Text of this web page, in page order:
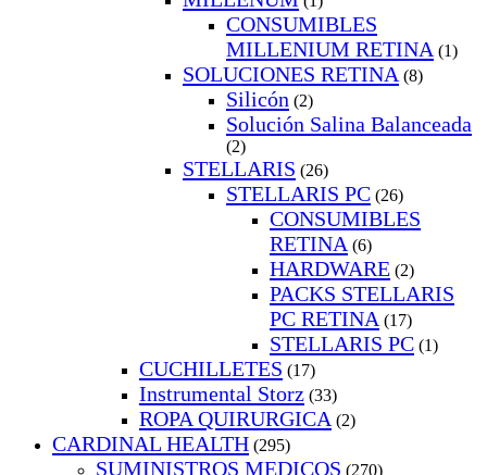
CONSUMIBLES
MILLENIUM RETINA (1)
SOLUCIONES RETINA (8)
Silicón (2)
Solución Salina Balanceada
(2)
STELLARIS (26)
STELLARIS PC (26)
CONSUMIBLES
RETINA (6)
HARDWARE (2)
PACKS STELLARIS
PC RETINA (17)
STELLARIS PC (1)
CUCHILLETES (17)
Instrumental Storz (33)
ROPA QUIRURGICA (2)
CARDINAL HEALTH (295)
SUMINISTROS MEDICOS (270)